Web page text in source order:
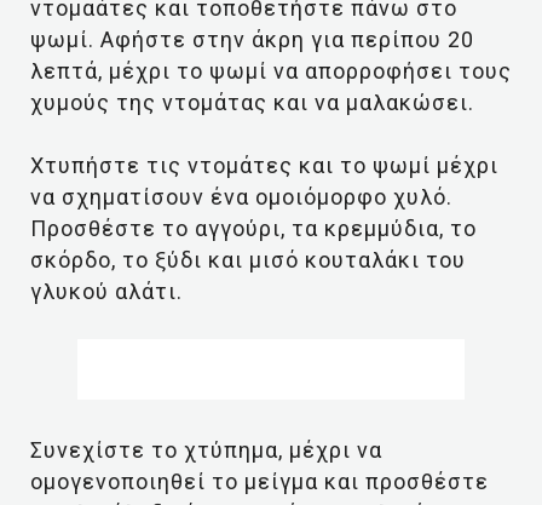
ντομαάτες και τοποθετήστε πάνω στο
ψωμί. Αφήστε στην άκρη για περίπου 20
λεπτά, μέχρι το ψωμί να απορροφήσει τους
χυμούς της ντομάτας και να μαλακώσει.
Χτυπήστε τις ντομάτες και το ψωμί μέχρι
να σχηματίσουν ένα ομοιόμορφο χυλό.
Προσθέστε το αγγούρι, τα κρεμμύδια, το
σκόρδο, το ξύδι και μισό κουταλάκι του
γλυκού αλάτι.
Συνεχίστε το χτύπημα, μέχρι να
ομογενοποιηθεί το μείγμα και προσθέστε